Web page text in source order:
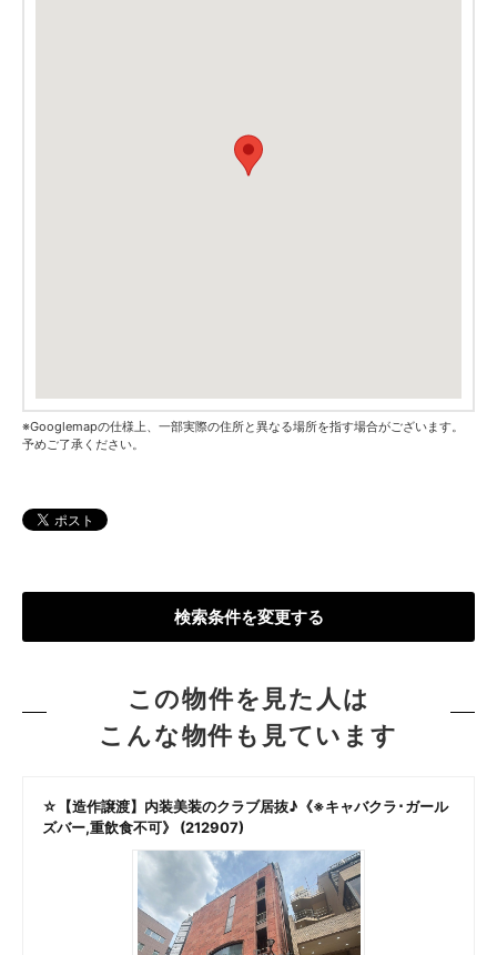
※Googlemapの仕様上、一部実際の住所と異なる場所を指す場合がございます。
予めご了承ください。
検索条件を変更する
この物件を見た人は
こんな物件も見ています
☆【造作譲渡】内装美装のクラブ居抜♪《※キャバクラ･ガール
ズバー,重飲食不可》 (212907)